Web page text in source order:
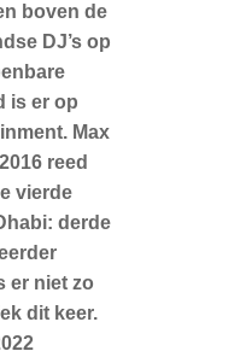
boven de
DJ’s op
is er op
Max
reed
vierde
derde
er niet zo
dit keer.